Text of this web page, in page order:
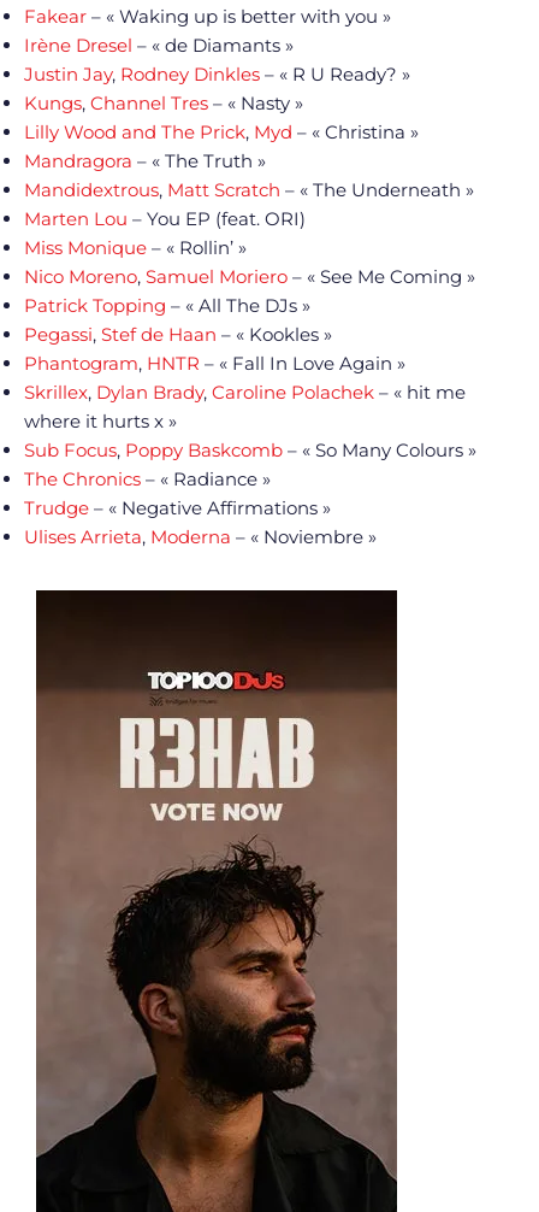
Fakear – « Waking up is better with you »
Irène Dresel – « de Diamants »
Justin Jay, Rodney Dinkles – « R U Ready? »
Kungs, Channel Tres – « Nasty »
Lilly Wood and The Prick, Myd – « Christina »
Mandragora – « The Truth »
Mandidextrous, Matt Scratch – « The Underneath »
Marten Lou – You EP (feat. ORI)
Miss Monique – « Rollin’ »
Nico Moreno, Samuel Moriero – « See Me Coming »
Patrick Topping – « All The DJs »
Pegassi, Stef de Haan – « Kookles »
Phantogram, HNTR – « Fall In Love Again »
Skrillex, Dylan Brady, Caroline Polachek – « hit me
where it hurts x »
Sub Focus, Poppy Baskcomb – « So Many Colours »
The Chronics – « Radiance »
Trudge – « Negative Affirmations »
Ulises Arrieta, Moderna – « Noviembre »